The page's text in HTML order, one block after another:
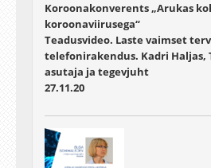
Koroonakonverents „Arukas
koroonaviirusega“
Teadusvideo. Laste vaimset
telefonirakendus. Kadri Haljas,
asutaja ja tegevjuht
27.11.20